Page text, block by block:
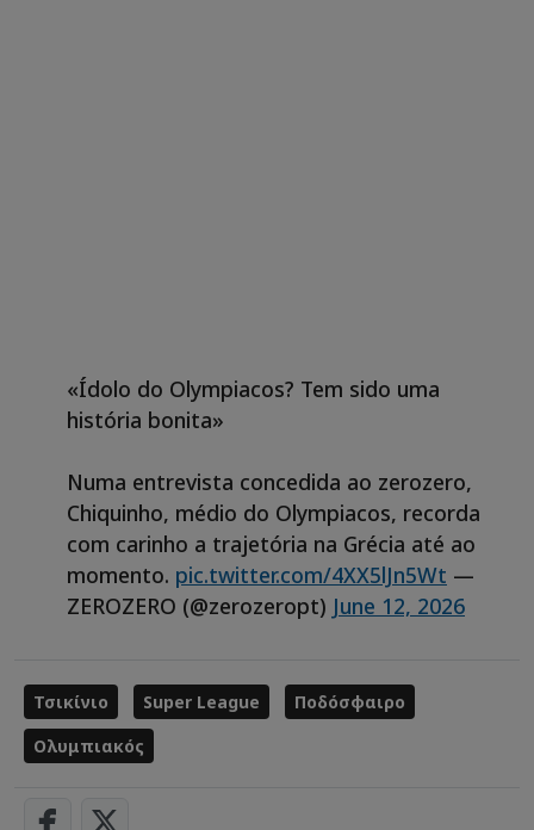
«Ídolo do Olympiacos? Tem sido uma
história bonita»
Numa entrevista concedida ao zerozero,
Chiquinho, médio do Olympiacos, recorda
com carinho a trajetória na Grécia até ao
momento. pic.twitter.com/4XX5lJn5Wt —
ZEROZERO (@zerozeropt) June 12, 2026
Τσικίνιο Super League
Ποδόσφαιρο
Ολυμπιακός